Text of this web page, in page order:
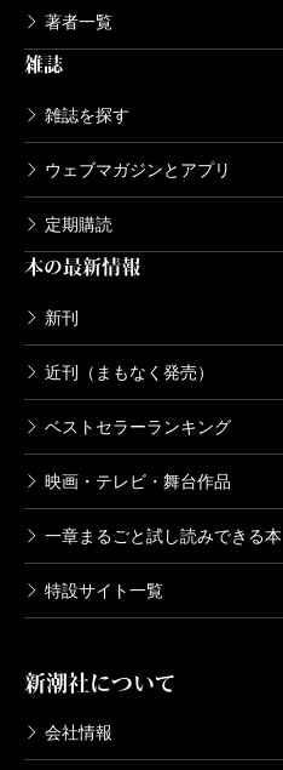
著者一覧
雑誌
雑誌を探す
ウェブマガジンとアプリ
定期購読
本の最新情報
新刊
近刊（まもなく発売）
ベストセラーランキング
映画・テレビ・舞台作品
一章まるごと試し読みできる本
特設サイト一覧
新潮社について
会社情報